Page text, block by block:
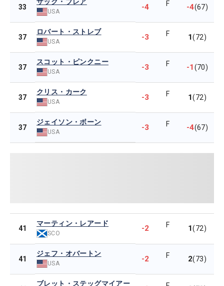
33
ザック・ブレア
USA -4 F -4(67)
37
ロバート・ストレブ
USA -3 F 1(72)
37
スコット・ピンクニー
USA -3 F -1(70)
37
クリス・カーク
USA -3 F 1(72)
37
ジェイソン・ボーン
USA -3 F -4(67)
41
マーティン・レアード
SCO
-2 F 1(72)
41
ジェフ・オバートン
USA -2 F 2(73)
ブレット・ステッグマイアー